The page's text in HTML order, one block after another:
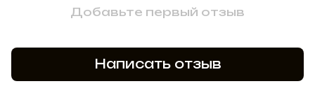
Добавьте первый отзыв
Написать отзыв